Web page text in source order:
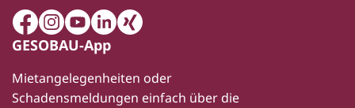
FacebookInstagram
YoutubeLinkedIn
Xing
GESOBAU-App
Mietangelegenheiten oder
Schadensmeldungen einfach über die